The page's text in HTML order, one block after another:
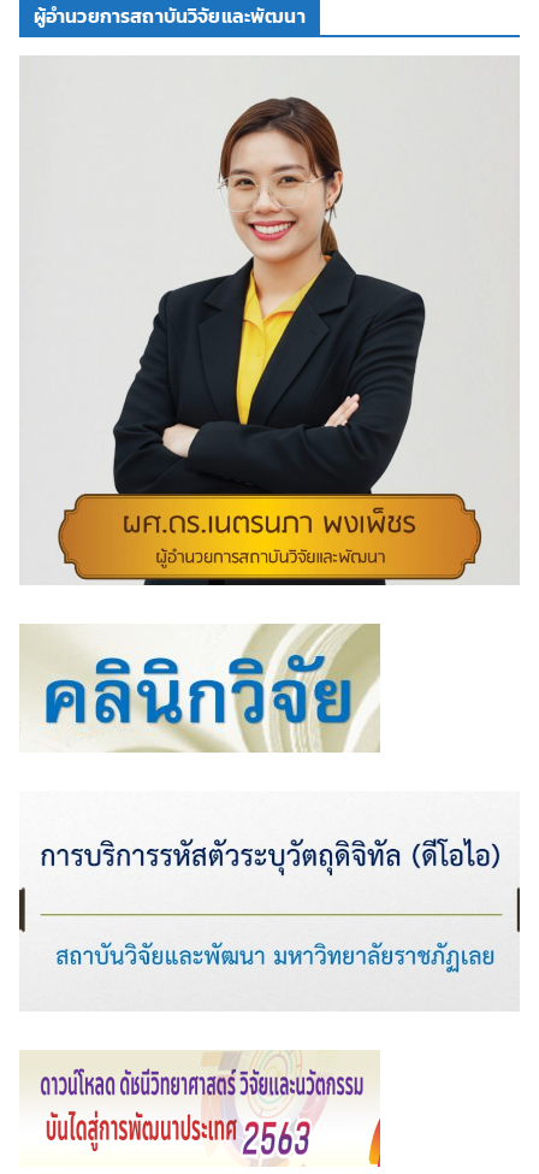
ผู้อำนวยการสถาบันวิจัยและพัฒนา